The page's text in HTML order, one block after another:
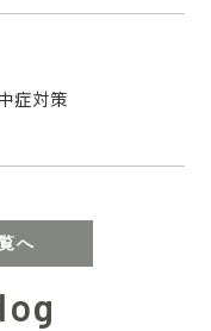
症対策
へ